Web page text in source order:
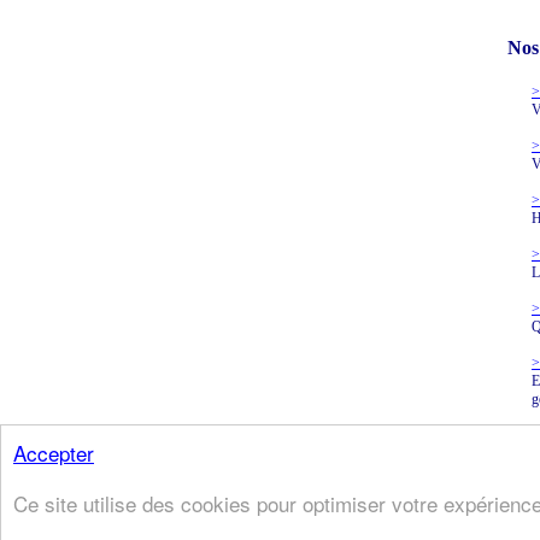
Accepter
Ce site utilise des cookies pour optimiser votre